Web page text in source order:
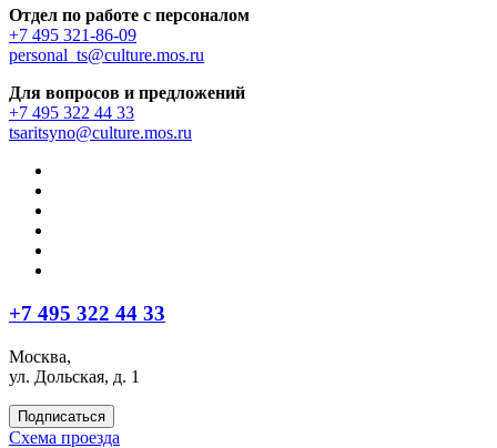
Отдел по работе с персоналом
+7 495 321-86-09
personal_ts@culture.mos.ru
Для вопросов и предложений
+7 495 322 44 33
tsaritsyno@culture.mos.ru
+7 495 322 44 33
Москва,
ул. Дольская, д. 1
Подписаться
Схема проезда